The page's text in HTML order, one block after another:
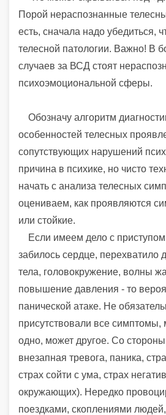
Порой нераспознанные
есть, сначала надо убедиться,
телесной патологии. Важно! В
случаев за ВСД стоят
психоэмоциональной сферы.
Обозначу алгоритм
особенностей телесных
сопутствующих нарушений
причина в психике, но чисто
начать с анализа телесных
оцениваем, как проявляются
или стойкие.
Если имеем дело с
забилось сердце, перехватило
тела, головокружение, волны
повышение давления - то
панической атаке. Не
присутствовали все симптомы,
одно, может другое. Со стороны
внезапная тревога, паника,
страх сойти с ума, страх
окружающих). Нередко
поездками, скоплениями